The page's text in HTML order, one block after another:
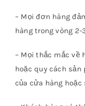
– Mọi đơn hàng
hàng trong vòng 2-
– Mọi thắc mắc về
hoặc quy cách
của cửa hàng